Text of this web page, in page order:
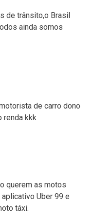
de trânsito,o Brasil
ainda somos
de carro dono
renda kkk
querem as motos
Uber 99 e
táxi.